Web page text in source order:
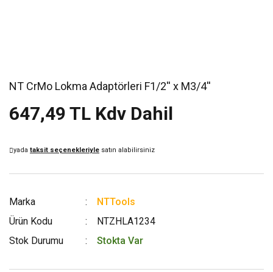
NT CrMo Lokma Adaptörleri F1/2'' x M3/4''
647,49 TL Kdv Dahil
yada taksit seçenekleriyle satın alabilirsiniz
Marka
NTTools
Ürün Kodu
NTZHLA1234
Stok Durumu
Stokta Var